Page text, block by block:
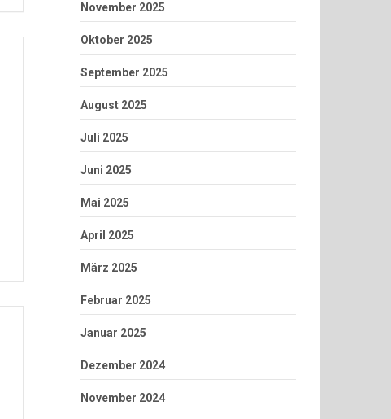
November 2025
Oktober 2025
September 2025
August 2025
Juli 2025
Juni 2025
Mai 2025
April 2025
März 2025
Februar 2025
Januar 2025
Dezember 2024
November 2024